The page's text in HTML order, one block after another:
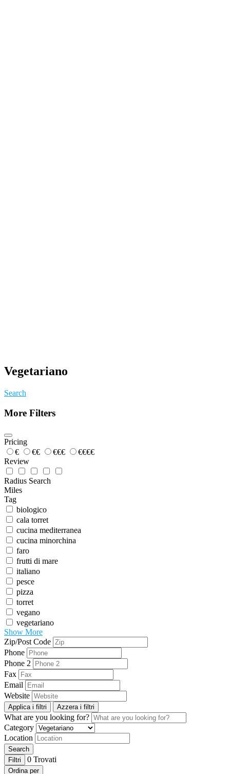
Vegetariano
Search
More Filters
Pricing
€
€€ €€€
€€€€
Review
Radius Search
Miles
Tag
biologico
cala torret
cucina mediterranea
cucina minorchina
faro
frutti di mare
italiano
pesce
pizza
torret
vegano
vegetariano
Show More
Zip/Post Code
Phone
Phone 2
Fax
Email
Website
Applica i filtri Azzera i filtri
What are you looking for?
Category
Location
Search
Filtri
0 Trovati
Ordina per